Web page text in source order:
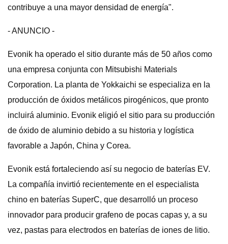
contribuye a una mayor densidad de energía".
- ANUNCIO -
Evonik ha operado el sitio durante más de 50 años como
una empresa conjunta con Mitsubishi Materials
Corporation. La planta de Yokkaichi se especializa en la
producción de óxidos metálicos pirogénicos, que pronto
incluirá aluminio. Evonik eligió el sitio para su producción
de óxido de aluminio debido a su historia y logística
favorable a Japón, China y Corea.
Evonik está fortaleciendo así su negocio de baterías EV.
La compañía invirtió recientemente en el especialista
chino en baterías SuperC, que desarrolló un proceso
innovador para producir grafeno de pocas capas y, a su
vez, pastas para electrodos en baterías de iones de litio.